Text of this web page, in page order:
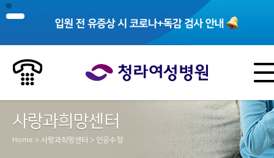
사랑과희망센터
Home > 사랑과희망센터 > 인공수정